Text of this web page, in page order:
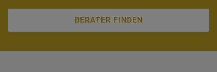
BERATER FINDEN